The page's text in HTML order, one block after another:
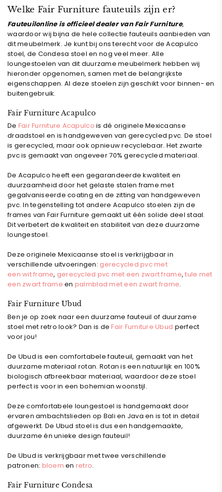
Welke Fair Furniture fauteuils zijn er?
Fauteuilonline is officieel dealer van Fair Furniture,
waardoor wij bijna de hele collectie fauteuils aanbieden van
dit meubelmerk. Je kunt bij ons terecht voor de Acapulco
stoel, de Condesa stoel en nog veel meer. Alle
loungestoelen van dit duurzame meubelmerk hebben wij
hieronder opgenomen, samen met de belangrijkste
eigenschappen. Al deze stoelen zijn geschikt voor binnen- en
buitengebruik.
Fair Furniture Acapulco
De Fair Furniture Acapulco is dé originele Mexicaanse
draadstoel en is handgeweven van gerecycled pvc. De stoel
is gerecycled, maar ook opnieuw recyclebaar. Het zwarte
pvc is gemaakt van ongeveer70% gerecycled materiaal.
De Acapulco heeft een gegarandeerde kwaliteit en
duurzaamheid door het gelaste stalen frame met
gegalvaniseerde coating en de zitting van handgeweven
pvc. In tegenstelling tot andere Acapulco stoelen zijn de
frames van Fair Furniture gemaakt uit één solide deel staal.
Dit verbetert de kwaliteit en stabiliteit van deze duurzame
loungestoel.
Deze originele Mexicaanse stoel is verkrijgbaar in
verschillende uitvoeringen: gerecycled pvc met
een wit frame, gerecycled pvc met een zwart frame,tule met
een zwart frame en palmblad met een zwart frame.
Fair Furniture Ubud
Ben je op zoek naar een duurzame fauteuil of duurzame
stoel met retro look? Dan is deFair Furniture Ubud perfect
voor jou!
De Ubud is een comfortabele fauteuil, gemaakt van het
duurzame materiaal rotan. Rotan is een natuurlijk en 100%
biologisch afbreekbaar materiaal, waardoor deze stoel
perfect is voor in een bohemian woonstijl.
Deze comfortabele loungestoel is handgemaakt door
ervaren ambachtslieden op Bali en Java en is tot in detail
afgewerkt. De Ubud stoel is dus een handgemaakte,
duurzame én unieke design fauteuil!
De Ubud is verkrijgbaar met twee verschillende
patronen: bloem en retro.
Fair Furniture Condesa